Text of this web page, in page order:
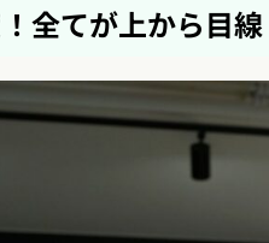
全てが上から目線